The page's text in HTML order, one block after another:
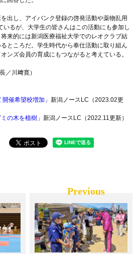
出し、アイバンク登録の啓発活動や薬物乱用
いるが、大学生の皆さんはこの活動にも参加し
来的には新潟医療福祉大学でのレオクラブ結
ところだ。学生時代から奉仕活動に取り組ん
ンズ会員の育成にもつながると考えている。
／川﨑寛）
催希望校増加」 新潟ノースLC（2023.02更
の木を植樹」 新潟ノースLC（2022.11更新）
Previous